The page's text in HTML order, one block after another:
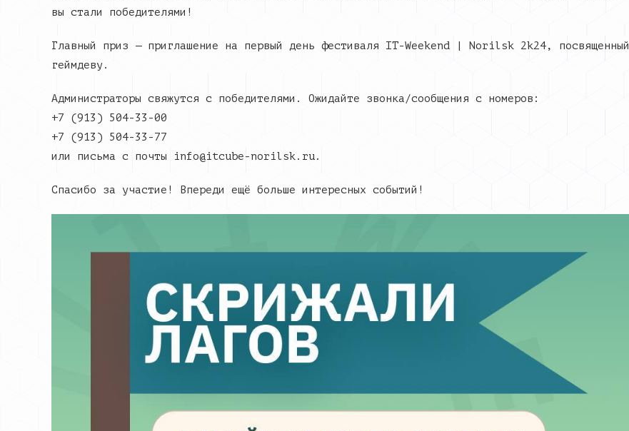
вы стали победителями!
Главный приз — приглашение на первый день фестиваля IT-Weekend | Norilsk 2k24, посвященный
геймдеву.
Администраторы свяжутся с победителями. Ожидайте звонка/сообщения с номеров:
+7 (913) 504-33-00
+7 (913) 504-33-77
или письма с почты info@itcube-norilsk.ru.
Спасибо за участие! Впереди ещё больше интересных событий!